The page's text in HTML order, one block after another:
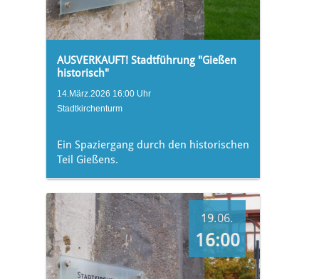
AUSVERKAUFT! Stadtführung "Gießen
historisch"
14.März.2026 16:00 Uhr
Stadtkirchenturm
Ein Spaziergang durch den historischen
Teil Gießens.
19.06.
16:00